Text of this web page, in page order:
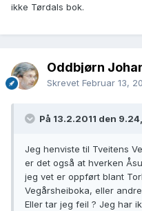
ikke Tørdals bok.
Oddbjørn
Skrevet Februar 13,
På 13.2.2011 den
Jeg henviste til Tveitens
er det også at hverken
jeg vet er oppført blant
Vegårsheiboka, eller
Eller tar jeg feil ? Jeg har